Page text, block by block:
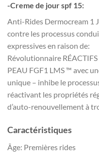
-Creme de jour spf 15:
Anti-Rides Dermocream 1
contre les processus
expressives en raison de:
Révolutionnaire
PEAU FGF1 LMS ™ avec
unique – inhibe le
réactivant les propriétés
d’auto-renouvellement à
Caractéristiques
Âge: Premières rides